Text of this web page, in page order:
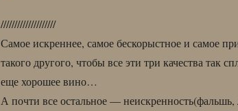
////////////////////
Самое искреннее, самое бескорыстное и самое
такого другого, чтобы все эти три качества так
еще хорошее вино…
А почти все остальное —